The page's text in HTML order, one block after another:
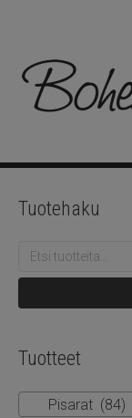
Tuotehaku
Etsi:
Tuotteet
Pisarat (84)